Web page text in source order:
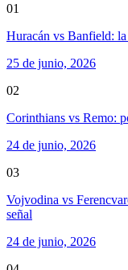
01
Huracán vs Banfield:
25 de junio, 2026
02
Corinthians vs Remo:
24 de junio, 2026
03
Vojvodina vs
señal
24 de junio, 2026